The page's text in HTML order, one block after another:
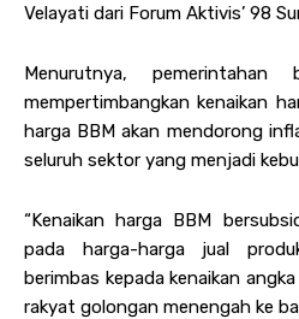
Velayati dari Forum Aktivis’ 98
Menurutnya,
mempertimbangkan kenaikan
harga BBM akan mendorong
seluruh sektor yang menjadi
“Kenaikan harga BBM
pada harga-harga jual
berimbas kepada kenaikan
rakyat golongan menengah ke